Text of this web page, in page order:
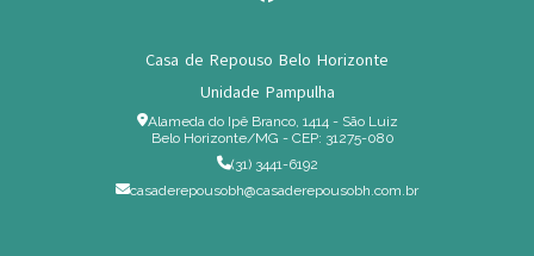
Casa de Repouso Belo Horizonte
Unidade Pampulha
Alameda do Ipê Branco, 1414 - São Luiz
Belo Horizonte/MG - CEP: 31275-080
(31) 3441-6192
casaderepousobh@casaderepousobh.com.br